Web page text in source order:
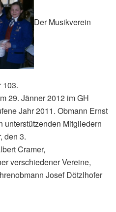
Der Musikverein
103.
29. Jänner 2012 im GH
Jahr 2011. Obmann Ernst
unterstützenden Mitgliedern
den 3.
Cramer,
verschiedener Vereine,
Josef Dötzlhofer